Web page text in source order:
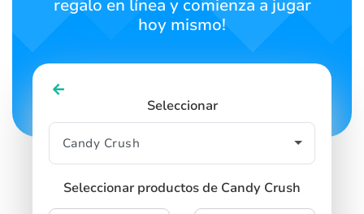
regalo en línea y comienza a jugar
hoy mismo!
Seleccionar
Seleccionar productos de Candy Crush